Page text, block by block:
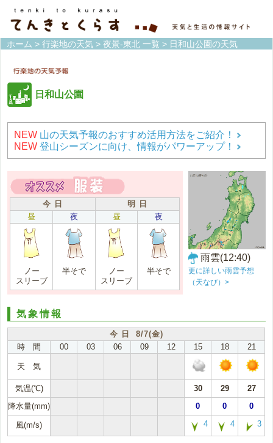
ホーム > 行楽地の天気 > 夜景-東北 一覧 > 日和山公園の天気
日和山公園
NEW 山の天気予報のおすすめ活用方法をご紹介！
NEW 登山シーズンに向け、情報がパワーアップ！
今 日
明 日
昼
夜 昼 夜
ノー
スリーブ
半そで
ノー
スリーブ
半そで
雨雲(12:40)
更に詳しい雨雲予想
（天なび）>
気象情報
今 日 8/7(金)
時 間
00 03 06 09 12 15 18 21
天 気
気温(℃) 30 29
27
降水量(mm)
0 0 0
風(m/s) 4 4 3